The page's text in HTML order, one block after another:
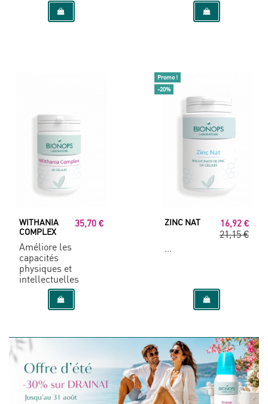
WITHANIA
COMPLEX
35,70 €
Améliore les
capacités
physiques et
intellectuelles
Promo !
-20%
ZINC NAT
16,92 €
21,15 €